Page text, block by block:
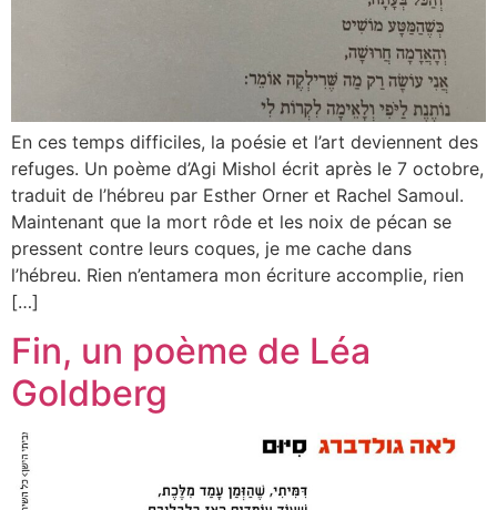
En ces temps difficiles, la poésie et l’art deviennent des
refuges. Un poème d’Agi Mishol écrit après le 7 octobre,
traduit de l’hébreu par Esther Orner et Rachel Samoul.
Maintenant que la mort rôde et les noix de pécan se
pressent contre leurs coques, je me cache dans
l’hébreu. Rien n’entamera mon écriture accomplie, rien
[…]
Fin, un poème de Léa
Goldberg